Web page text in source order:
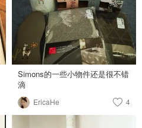
Simons的一些小物件还是很不错
滴
EricaHe 4